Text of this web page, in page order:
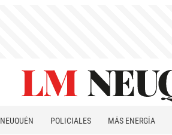
NEUQUÉN POLICIALES MÁS ENERGÍA